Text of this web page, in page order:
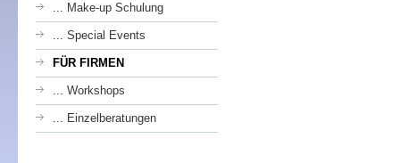
... Make-up Schulung
... Special Events
FÜR FIRMEN
... Workshops
... Einzelberatungen